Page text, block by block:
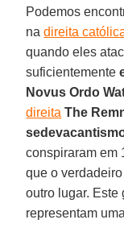
Podemos
nadireita
quando eles
suficientemente
Novus Ordo
direita The
conspiraram em
que o
outro lugar.
representam